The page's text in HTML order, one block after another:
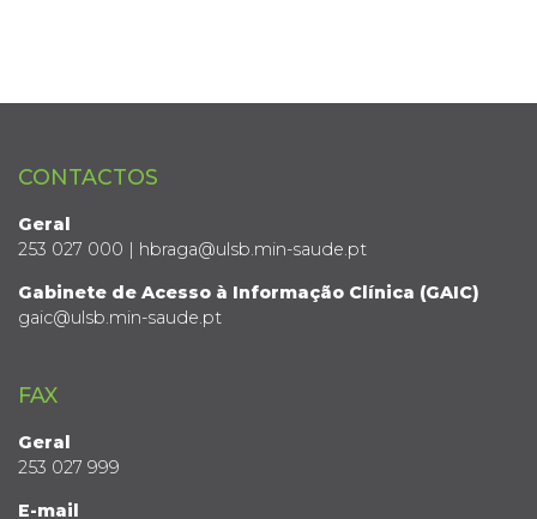
CONTACTOS
Geral
253 027 000 | hbraga@ulsb.min-saude.pt
Gabinete de Acesso à Informação Clínica (GAIC)
gaic@ulsb.min-saude.pt
FAX
Geral
253 027 999
E-mail